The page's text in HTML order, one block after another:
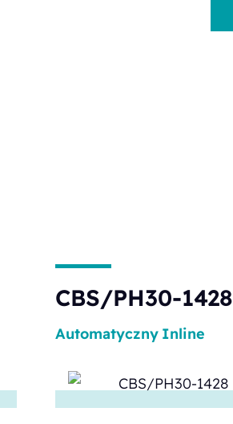
CBS/PH30-1428
Automatyczny Inline